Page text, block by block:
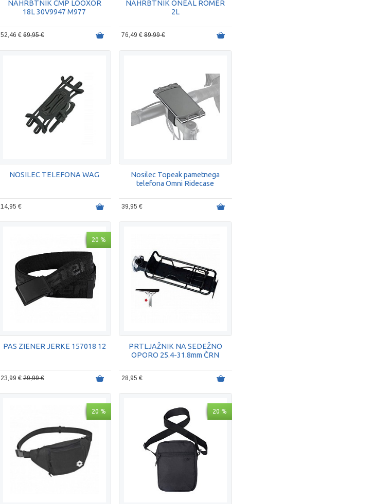
NAHRBTNIK CMP LOOXOR
18L 30V9947 M977
52,46 €69,95 €
NAHRBTNIK ONEAL ROMER
2L
76,49 €89,99 €
NOSILEC TELEFONA WAG
14,95 €
Nosilec Topeak pametnega
telefona Omni Ridecase
39,95 €
20 %
PAS ZIENER JERKE 157018 12
23,99 €29,99 €
PRTLJAŽNIK NA SEDEŽNO
OPORO 25.4-31.8mm ČRN
28,95 €
20 % 20 %